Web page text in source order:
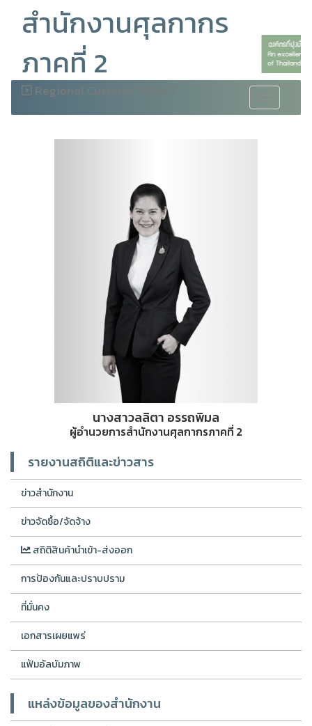
สำนักงานศุลกากร
ภาคที่ 2
Regional Customs Office 2
navigation
นางสาวลลิตา อรรถพิมล
ผู้อำนวยการสำนักงานศุลกากรภาคที่ 2
รายงานสถิติและข่าวสาร
ข่าวสำนักงาน
ข่าวจัดซื้อ/จัดจ้าง
สถิติสินค้านำเข้า-ส่งออก
การป้องกันและปราบปราม
ที่มั่นคง
เอกสารเผยแพร่
แฟ้มอัลบัมภาพ
แหล่งข้อมูลของสำนักงาน